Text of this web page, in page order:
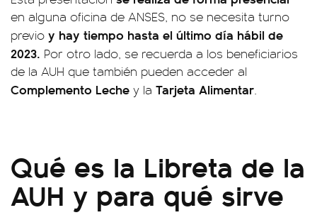
en alguna oficina de ANSES, no se necesita turno
previo y hay tiempo hasta el último día hábil de
2023. Por otro lado, se recuerda a los beneficiarios
de la AUH que también pueden acceder al
Complemento Leche y la Tarjeta Alimentar.
Qué es la Libreta de la
AUH y para qué sirve